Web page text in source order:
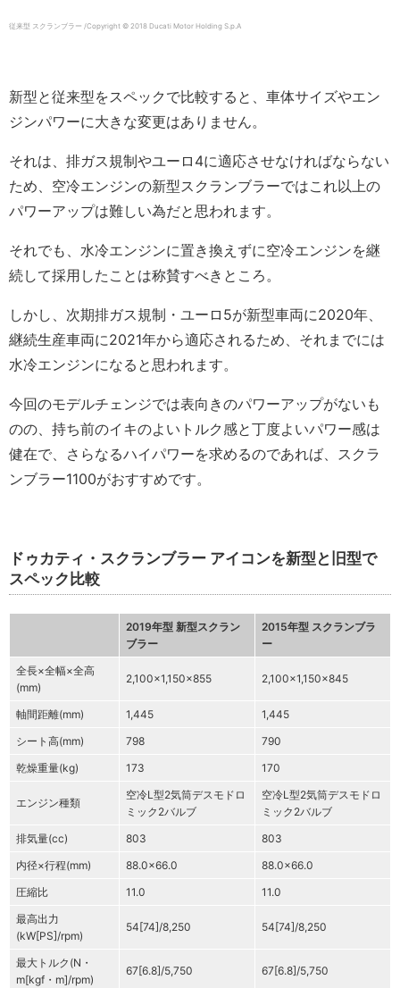
従来型 スクランブラー /Copyright © 2018 Ducati Motor Holding S.p.A
新型と従来型をスペックで比較すると、車体サイズやエン
ジンパワーに大きな変更はありません。
それは、排ガス規制やユーロ4に適応させなければならない
ため、空冷エンジンの新型スクランブラーではこれ以上の
パワーアップは難しい為だと思われます。
それでも、水冷エンジンに置き換えずに空冷エンジンを継
続して採用したことは称賛すべきところ。
しかし、次期排ガス規制・ユーロ5が新型車両に2020年、
継続生産車両に2021年から適応されるため、それまでには
水冷エンジンになると思われます。
今回のモデルチェンジでは表向きのパワーアップがないも
のの、持ち前のイキのよいトルク感と丁度よいパワー感は
健在で、さらなるハイパワーを求めるのであれば、スクラ
ンブラー1100がおすすめです。
ドゥカティ・スクランブラー アイコンを新型と旧型で
スペック比較
2019年型 新型スクラン
ブラー
2015年型 スクランブラ
ー
全長×全幅×全高
(mm)
2,100×1,150×855 2,100×1,150×845
軸間距離(mm) 1,445
1,445
シート高(mm)
798
790
乾燥重量(kg)
173 170
エンジン種類
空冷L型2気筒デスモドロ
ミック2バルブ
空冷L型2気筒デスモドロ
ミック2バルブ
排気量(cc)
803
803
内径×行程(mm)
88.0×66.0
88.0×66.0
圧縮比
11.0
11.0
最高出力
(kW[PS]/rpm)
54[74]/8,250 54[74]/8,250
最大トルク(N・
m[kgf・m]/rpm)
67[6.8]/5,750 67[6.8]/5,750